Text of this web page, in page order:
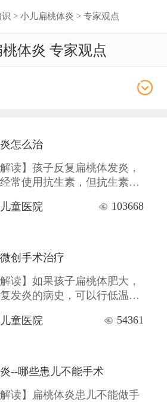
识 >小儿扁桃体炎> 专家观点
体炎 专家观点
怎么治
解读】孩子反复扁桃体发炎，
常使用抗生素，但抗生素过
，则要考虑手术治疗。
童医院 103668
创手术治疗
解读】如果孩子扁桃体肥大，
发炎的病史，可以行低温等
样既缩小了扁桃体的体积，
儿童医院 54361
--哪些患儿不能手术
解读】扁桃体炎患儿不能做手